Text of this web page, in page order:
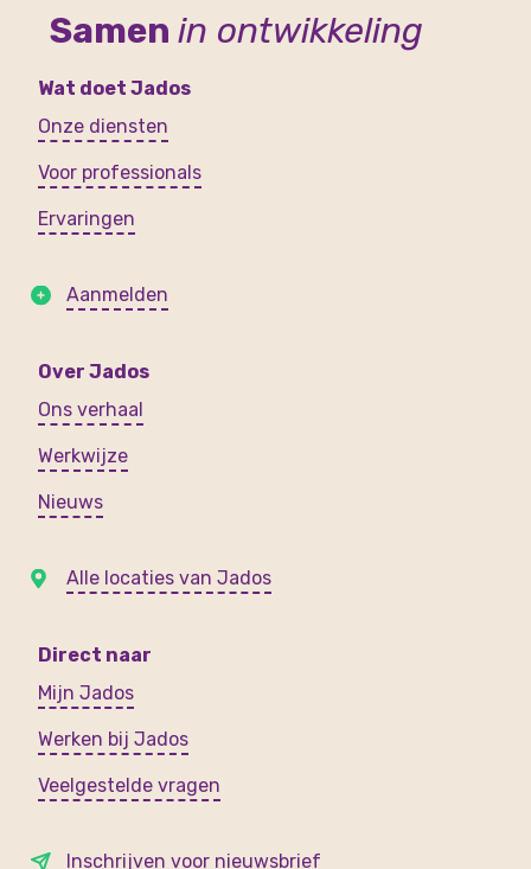
Samen in ontwikkeling
Wat doet Jados
Onze diensten
Voor professionals
Ervaringen
Aanmelden
Over Jados
Ons verhaal
Werkwijze
Nieuws
Alle locaties van Jados
Direct naar
Mijn Jados
Werken bij Jados
Veelgestelde vragen
Inschrijven voor nieuwsbrief